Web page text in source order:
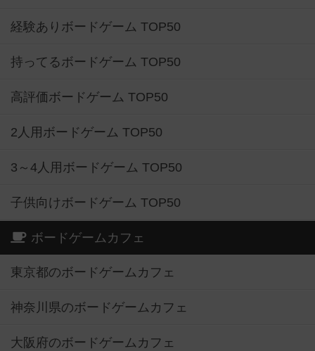
経験ありボードゲーム TOP50
持ってるボードゲーム TOP50
高評価ボードゲーム TOP50
2人用ボードゲーム TOP50
3～4人用ボードゲーム TOP50
子供向けボードゲーム TOP50
ボードゲームカフェ
東京都のボードゲームカフェ
神奈川県のボードゲームカフェ
大阪府のボードゲームカフェ